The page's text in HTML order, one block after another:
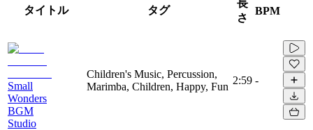
タイトル タグ
長
さ
BPM
Small
Wonders
BGM
Studio
Children's Music, Percussion,
Marimba, Children, Happy, Fun
2:59 -